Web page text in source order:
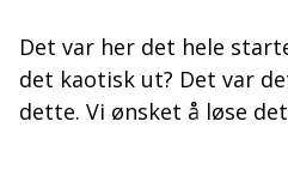
Det var her det hele
det kaotisk ut? Det var
dette. Vi ønsket å løse